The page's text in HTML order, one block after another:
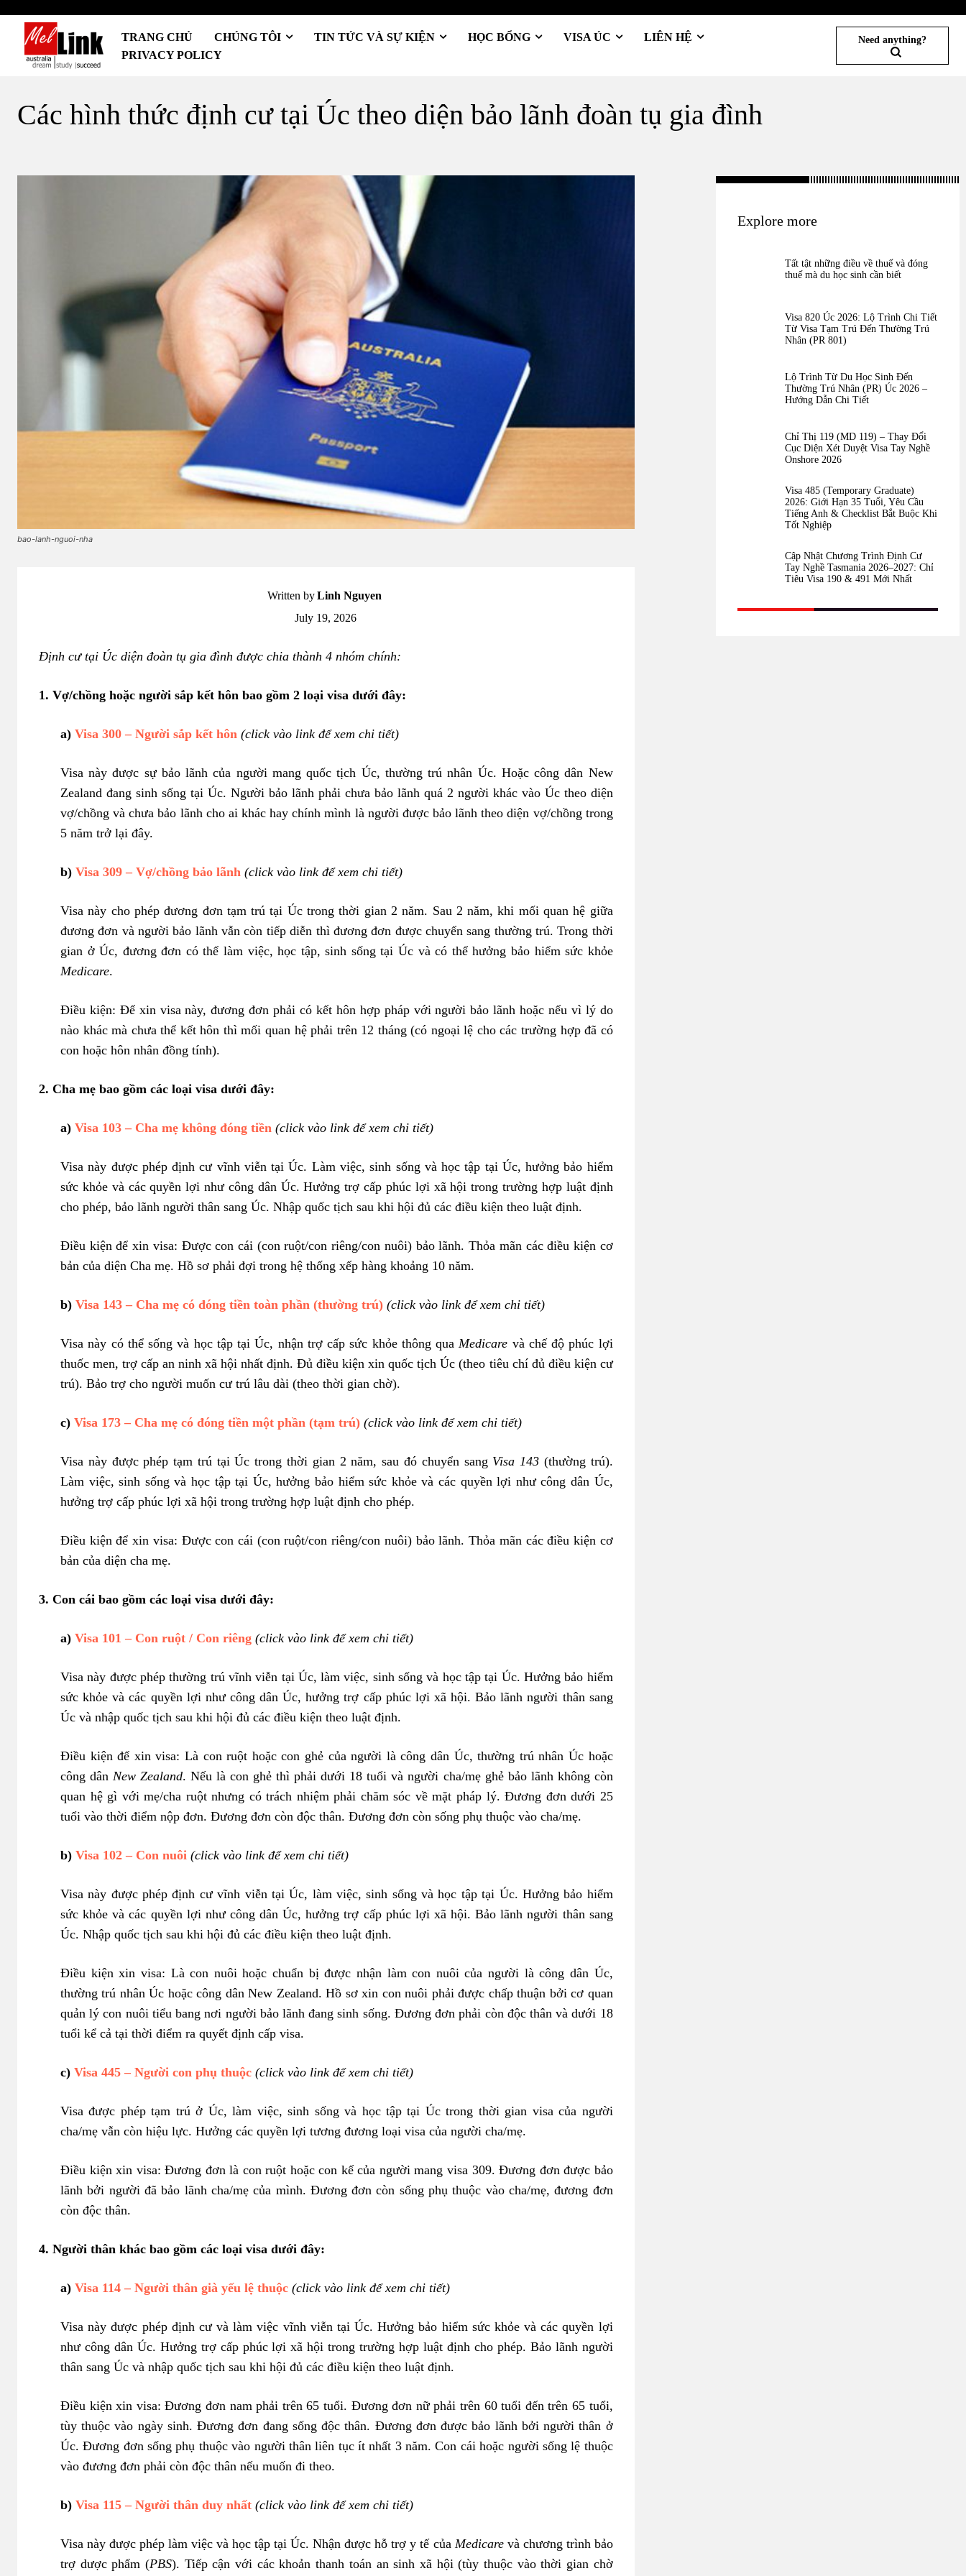
TRANG CHỦ CHÚNG TÔI TIN TỨC VÀ SỰ KIỆN HỌC BỔNG VISA ÚC
LIÊN HỆ
PRIVACY POLICY
Need anything?
Các hình thức định cư tại Úc theo diện bảo lãnh đoàn tụ gia đình
bao-lanh-nguoi-nha
Written byLinh Nguyen
July 19, 2026
Định cư tại Úc diện đoàn tụ gia đình được chia thành 4 nhóm chính:
1. Vợ/chồng hoặc người sắp kết hôn bao gồm 2 loại visa dưới đây:
a) Visa 300 – Người sắp kết hôn (click vào link để xem chi tiết)
Visa này được sự bảo lãnh của người mang quốc tịch Úc, thường trú nhân Úc. Hoặc công dân New
Zealand đang sinh sống tại Úc. Người bảo lãnh phải chưa bảo lãnh quá 2 người khác vào Úc theo diện
vợ/chồng và chưa bảo lãnh cho ai khác hay chính mình là người được bảo lãnh theo diện vợ/chồng trong
5 năm trở lại đây.
b) Visa 309 – Vợ/chồng bảo lãnh (click vào link để xem chi tiết)
Visa này cho phép đương đơn tạm trú tại Úc trong thời gian 2 năm. Sau 2 năm, khi mối quan hệ giữa
đương đơn và người bảo lãnh vẫn còn tiếp diễn thì đương đơn được chuyển sang thường trú. Trong thời
gian ở Úc, đương đơn có thể làm việc, học tập, sinh sống tại Úc và có thể hưởng bảo hiểm sức khỏe
Medicare.
Điều kiện: Để xin visa này, đương đơn phải có kết hôn hợp pháp với người bảo lãnh hoặc nếu vì lý do
nào khác mà chưa thể kết hôn thì mối quan hệ phải trên 12 tháng (có ngoại lệ cho các trường hợp đã có
con hoặc hôn nhân đồng tính).
2. Cha mẹ bao gồm các loại visa dưới đây:
a) Visa 103 – Cha mẹ không đóng tiền (click vào link để xem chi tiết)
Visa này được phép định cư vĩnh viễn tại Úc. Làm việc, sinh sống và học tập tại Úc, hưởng bảo hiểm
sức khỏe và các quyền lợi như công dân Úc. Hưởng trợ cấp phúc lợi xã hội trong trường hợp luật định
cho phép, bảo lãnh người thân sang Úc. Nhập quốc tịch sau khi hội đủ các điều kiện theo luật định.
Điều kiện để xin visa: Được con cái (con ruột/con riêng/con nuôi) bảo lãnh. Thỏa mãn các điều kiện cơ
bản của diện Cha mẹ. Hồ sơ phải đợi trong hệ thống xếp hàng khoảng 10 năm.
b) Visa 143 – Cha mẹ có đóng tiền toàn phần (thường trú) (click vào link để xem chi tiết)
Visa này có thể sống và học tập tại Úc, nhận trợ cấp sức khỏe thông quaMedicare và chế độ phúc lợi
thuốc men, trợ cấp an ninh xã hội nhất định. Đủ điều kiện xin quốc tịch Úc (theo tiêu chí đủ điều kiện cư
trú). Bảo trợ cho người muốn cư trú lâu dài (theo thời gian chờ).
c) Visa 173 – Cha mẹ có đóng tiền một phần (tạm trú) (click vào link để xem chi tiết)
Visa này được phép tạm trú tại Úc trong thời gian 2 năm, sau đó chuyển sang Visa 143 (thường trú).
Làm việc, sinh sống và học tập tại Úc, hưởng bảo hiểm sức khỏe và các quyền lợi như công dân Úc,
hưởng trợ cấp phúc lợi xã hội trong trường hợp luật định cho phép.
Điều kiện để xin visa: Được con cái (con ruột/con riêng/con nuôi) bảo lãnh. Thỏa mãn các điều kiện cơ
bản của diện cha mẹ.
3. Con cái bao gồm các loại visa dưới đây:
a) Visa 101 – Con ruột / Con riêng (click vào link để xem chi tiết)
Visa này được phép thường trú vĩnh viễn tại Úc, làm việc, sinh sống và học tập tại Úc. Hưởng bảo hiểm
sức khỏe và các quyền lợi như công dân Úc, hưởng trợ cấp phúc lợi xã hội. Bảo lãnh người thân sang
Úc và nhập quốc tịch sau khi hội đủ các điều kiện theo luật định.
Điều kiện để xin visa: Là con ruột hoặc con ghẻ của người là công dân Úc, thường trú nhân Úc hoặc
công dânNew Zealand. Nếu là con ghẻ thì phải dưới 18 tuổi và người cha/mẹ ghẻ bảo lãnh không còn
quan hệ gì với mẹ/cha ruột nhưng có trách nhiệm phải chăm sóc về mặt pháp lý. Đương đơn dưới 25
tuổi vào thời điểm nộp đơn. Đương đơn còn độc thân. Đương đơn còn sống phụ thuộc vào cha/mẹ.
b) Visa 102 – Con nuôi (click vào link để xem chi tiết)
Visa này được phép định cư vĩnh viễn tại Úc, làm việc, sinh sống và học tập tại Úc. Hưởng bảo hiểm
sức khỏe và các quyền lợi như công dân Úc, hưởng trợ cấp phúc lợi xã hội. Bảo lãnh người thân sang
Úc. Nhập quốc tịch sau khi hội đủ các điều kiện theo luật định.
Điều kiện xin visa: Là con nuôi hoặc chuẩn bị được nhận làm con nuôi của người là công dân Úc,
thường trú nhân Úc hoặc công dân New Zealand. Hồ sơ xin con nuôi phải được chấp thuận bởi cơ quan
quản lý con nuôi tiểu bang nơi người bảo lãnh đang sinh sống. Đương đơn phải còn độc thân và dưới 18
tuổi kể cả tại thời điểm ra quyết định cấp visa.
c) Visa 445 – Người con phụ thuộc (click vào link để xem chi tiết)
Visa được phép tạm trú ở Úc, làm việc, sinh sống và học tập tại Úc trong thời gian visa của người
cha/mẹ vẫn còn hiệu lực. Hưởng các quyền lợi tương đương loại visa của người cha/mẹ.
Điều kiện xin visa: Đương đơn là con ruột hoặc con kế của người mang visa 309. Đương đơn được bảo
lãnh bởi người đã bảo lãnh cha/mẹ của mình. Đương đơn còn sống phụ thuộc vào cha/mẹ, đương đơn
còn độc thân.
4. Người thân khác bao gồm các loại visa dưới đây:
a) Visa 114 – Người thân già yếu lệ thuộc (click vào link để xem chi tiết)
Visa này được phép định cư và làm việc vĩnh viễn tại Úc. Hưởng bảo hiểm sức khỏe và các quyền lợi
như công dân Úc. Hưởng trợ cấp phúc lợi xã hội trong trường hợp luật định cho phép. Bảo lãnh người
thân sang Úc và nhập quốc tịch sau khi hội đủ các điều kiện theo luật định.
Điều kiện xin visa: Đương đơn nam phải trên 65 tuổi. Đương đơn nữ phải trên 60 tuổi đến trên 65 tuổi,
tùy thuộc vào ngày sinh. Đương đơn đang sống độc thân. Đương đơn được bảo lãnh bởi người thân ở
Úc. Đương đơn sống phụ thuộc vào người thân liên tục ít nhất 3 năm. Con cái hoặc người sống lệ thuộc
vào đương đơn phải còn độc thân nếu muốn đi theo.
b) Visa 115 – Người thân duy nhất (click vào link để xem chi tiết)
Visa này được phép làm việc và học tập tại Úc. Nhận được hỗ trợ y tế của Medicarevà chương trình bảo
trợ dược phẩm (PBS). Tiếp cận với các khoản thanh toán an sinh xã hội (tùy thuộc vào thời gian chờ
Explore more
Tất tật những điều về thuế và đóng
thuế mà du học sinh cần biết
Visa 820 Úc 2026: Lộ Trình Chi Tiết
Từ Visa Tạm Trú Đến Thường Trú
Nhân (PR 801)
Lộ Trình Từ Du Học Sinh Đến
Thường Trú Nhân (PR) Úc 2026 –
Hướng Dẫn Chi Tiết
Chỉ Thị 119 (MD 119) – Thay Đổi
Cục Diện Xét Duyệt Visa Tay Nghề
Onshore 2026
Visa 485 (Temporary Graduate)
2026: Giới Hạn 35 Tuổi, Yêu Cầu
Tiếng Anh & Checklist Bắt Buộc Khi
Tốt Nghiệp
Cập Nhật Chương Trình Định Cư
Tay Nghề Tasmania 2026–2027: Chỉ
Tiêu Visa 190 & 491 Mới Nhất